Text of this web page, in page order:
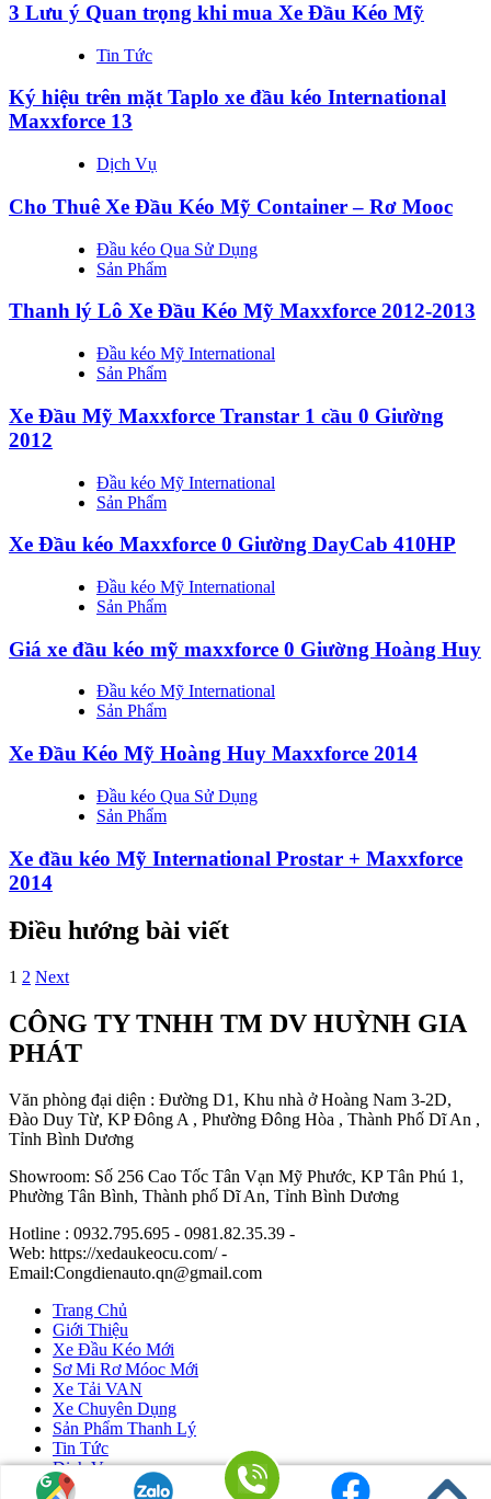
3 Lưu ý Quan trọng khi mua Xe Đầu Kéo Mỹ
Tin Tức
Ký hiệu trên mặt Taplo xe đầu kéo International
Maxxforce 13
Dịch Vụ
Cho Thuê Xe Đầu Kéo Mỹ Container – Rơ Mooc
Đầu kéo Qua Sử Dụng
Sản Phẩm
Thanh lý Lô Xe Đầu Kéo Mỹ Maxxforce 2012-2013
Đầu kéo Mỹ International
Sản Phẩm
Xe Đầu Mỹ Maxxforce Transtar 1 cầu 0 Giường
2012
Đầu kéo Mỹ International
Sản Phẩm
Xe Đầu kéo Maxxforce 0 Giường DayCab 410HP
Đầu kéo Mỹ International
Sản Phẩm
Giá xe đầu kéo mỹ maxxforce 0 Giường Hoàng Huy
Đầu kéo Mỹ International
Sản Phẩm
Xe Đầu Kéo Mỹ Hoàng Huy Maxxforce 2014
Đầu kéo Qua Sử Dụng
Sản Phẩm
Xe đầu kéo Mỹ International Prostar + Maxxforce
2014
Điều hướng bài viết
1 2 Next
CÔNG TY TNHH TM DV HUỲNH GIA
PHÁT
Văn phòng đại diện : Đường D1, Khu nhà ở Hoàng Nam 3-2D,
Đào Duy Từ, KP Đông A , Phường Đông Hòa , Thành Phố Dĩ An ,
Tỉnh Bình Dương
Showroom: Số 256 Cao Tốc Tân Vạn Mỹ Phước, KP Tân Phú 1,
Phường Tân Bình, Thành phố Dĩ An, Tỉnh Bình Dương
Hotline : 0932.795.695 - 0981.82.35.39 -
Web: https://xedaukeocu.com/ -
Email:Congdienauto.qn@gmail.com
Trang Chủ
Giới Thiệu
Xe Đầu Kéo Mới
Sơ Mi Rơ Móoc Mới
Xe Tải VAN
Xe Chuyên Dụng
Sản Phẩm Thanh Lý
Tin Tức
Dịch Vụ
Liên Hệ